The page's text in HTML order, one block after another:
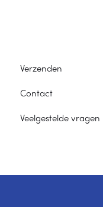
Verzenden
Contact
Veelgestelde vragen